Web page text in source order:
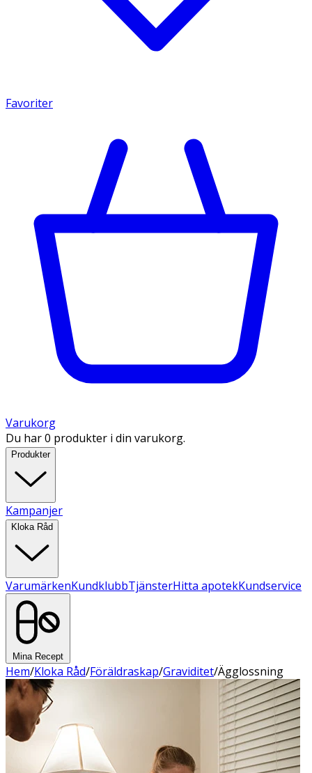
Favoriter
Varukorg
Du har 0 produkter i din varukorg.
Produkter
Kampanjer
Kloka Råd
VarumärkenKundklubbTjänsterHitta apotekKundservice
Mina Recept
Hem/Kloka Råd/Föräldraskap/Graviditet/Ägglossning